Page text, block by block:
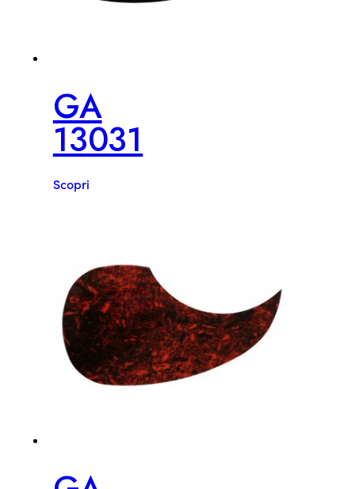
GA
13031
Scopri